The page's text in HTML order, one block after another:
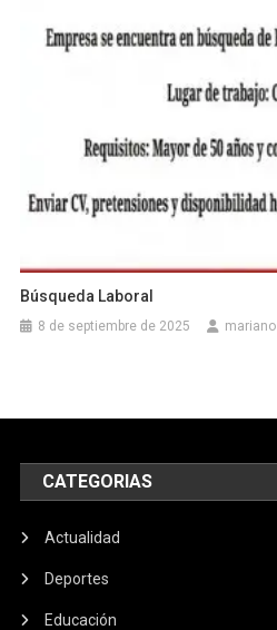
Búsqueda Laboral
8 de septiembre de 2025 mariano
CATEGORIAS
Actualidad
Deportes
Educación